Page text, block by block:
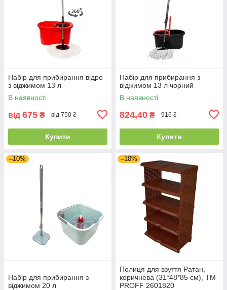
Набір для прибирання відро
з віджимом 13 л
В наявності
від 675 ₴ від 750 ₴
Купити
Набір для прибирання з
віджимом 13 л чорний
В наявності
824,40 ₴ 916 ₴
Купити
–10%
Набір для прибирання з
віджимом 20 л
–10%
Полиця для взуття Ратан,
коричнева (31*48*85 см), ТМ
PROFF 2601820